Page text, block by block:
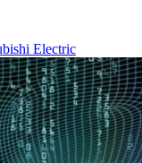
Electric